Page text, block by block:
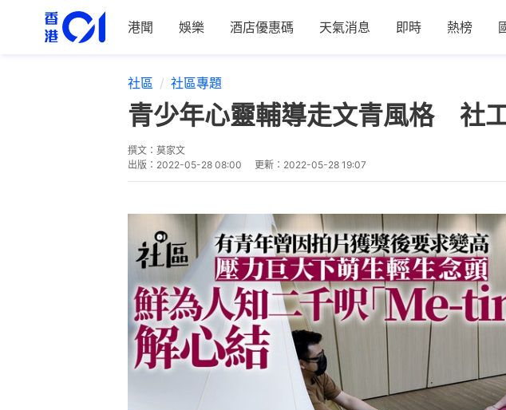
港聞 娛樂 酒店優惠碼 天氣消息 即時 熱榜
社區 社區專題
青少年心靈輔導走文青風格 社
撰文： 莫家文
出版： 2022-05-28 08:00 更新： 2022-05-28 19:07